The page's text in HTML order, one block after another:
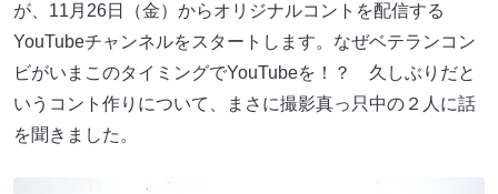
が、11月26日（金）からオリジナルコントを配信する
YouTubeチャンネルをスタートします。なぜベテランコン
ビがいまこのタイミングでYouTubeを！？ 久しぶりだと
いうコント作りについて、まさに撮影真っ只中の２人に話
を聞きました。